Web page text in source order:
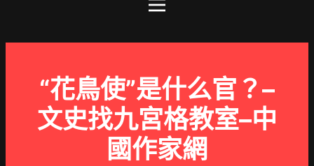
“花鳥使”是什么官？–
文史找九宮格教室–中
國作家網